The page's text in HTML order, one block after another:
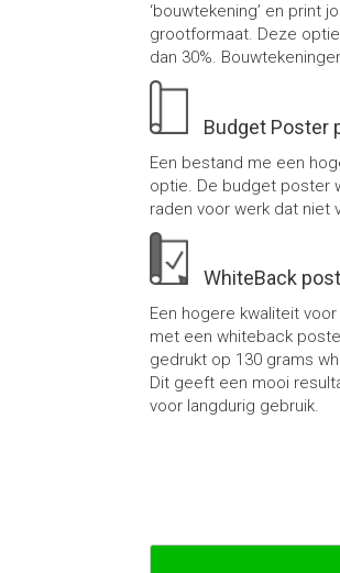
‘bouwtekening’ en print
grootformaat. Deze
dan 30%.
Budget Poster
Een bestand me een
optie. De budget poster
raden voor werk dat niet
WhiteBack
Een hogere kwaliteit
met een whiteback
gedrukt op 130 grams
Dit geeft een mooi
voor langdurig gebruik.